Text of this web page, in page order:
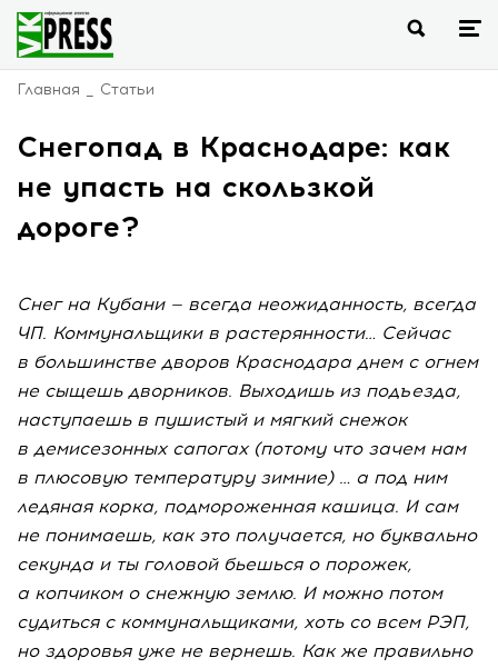
Главная Статьи
Снегопад в Краснодаре: как
не упасть на скользкой
дороге?
Снег на Кубани — всегда неожиданность, всегда
ЧП. Коммунальщики в растерянности… Сейчас
в большинстве дворов Краснодара днем с огнем
не сыщешь дворников. Выходишь из подъезда,
наступаешь в пушистый и мягкий снежок
в демисезонных сапогах (потому что зачем нам
в плюсовую температуру зимние) … а под ним
ледяная корка, подмороженная кашица. И сам
не понимаешь, как это получается, но буквально
секунда и ты головой бьешься о порожек,
а копчиком о снежную землю. И можно потом
судиться с коммунальщиками, хоть со всем РЭП,
но здоровья уже не вернешь. Как же правильно